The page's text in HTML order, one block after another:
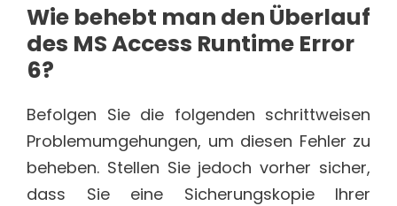
Wie behebt man den Überlauf
des MS Access Runtime Error
6?
Befolgen Sie die folgenden schrittweisen
Problemumgehungen, um diesen Fehler zu
beheben. Stellen Sie jedoch vorher sicher,
dass Sie eine Sicherungskopie Ihrer